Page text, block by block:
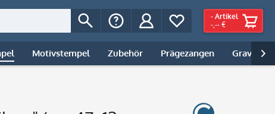
- Artikel
-,-- €
Motivstempel Zubehör Prägezangen Gravur |
